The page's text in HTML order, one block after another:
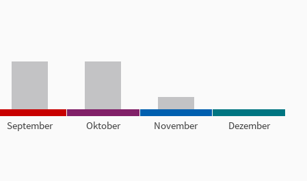
September Oktober November Dezember